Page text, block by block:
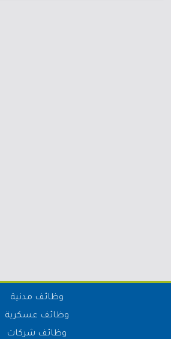
وظائف مدنية
وظائف عسكرية
وظائف شركات